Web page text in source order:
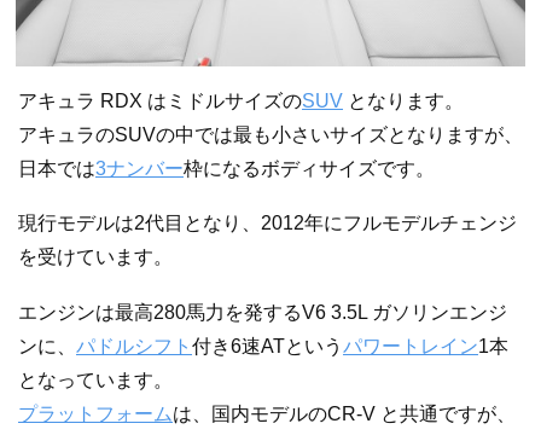
アキュラ RDX はミドルサイズのSUV となります。
アキュラのSUVの中では最も小さいサイズとなりますが、
日本では3ナンバー枠になるボディサイズです。
現行モデルは2代目となり、2012年にフルモデルチェンジ
を受けています。
エンジンは最高280馬力を発するV6 3.5L ガソリンエンジ
ンに、 パドルシフト 付き6速ATという パワートレイン1本
となっています。
プラットフォームは、国内モデルのCR-V と共通ですが、